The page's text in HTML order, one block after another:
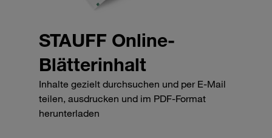
STAUFF Online-
Blätterinhalt
Inhalte gezielt durchsuchen und per E-Mail
teilen, ausdrucken und im PDF-Format
herunterladen